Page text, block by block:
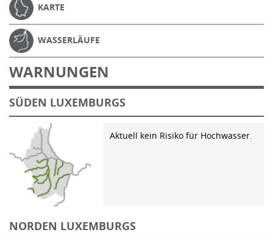
KARTE
WASSERLÄUFE
WARNUNGEN
SÜDEN LUXEMBURGS
Aktuell kein Risiko für Hochwasser.
NORDEN LUXEMBURGS